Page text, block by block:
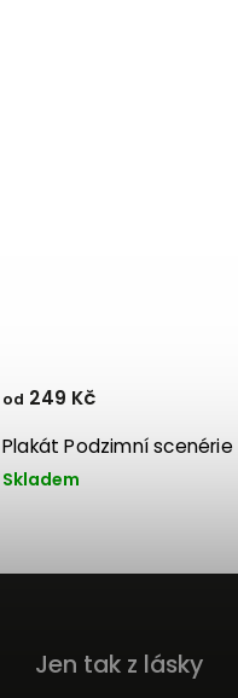
Plakát Podzimní scenérie
Skladem
od 249 Kč
Jen tak z lásky